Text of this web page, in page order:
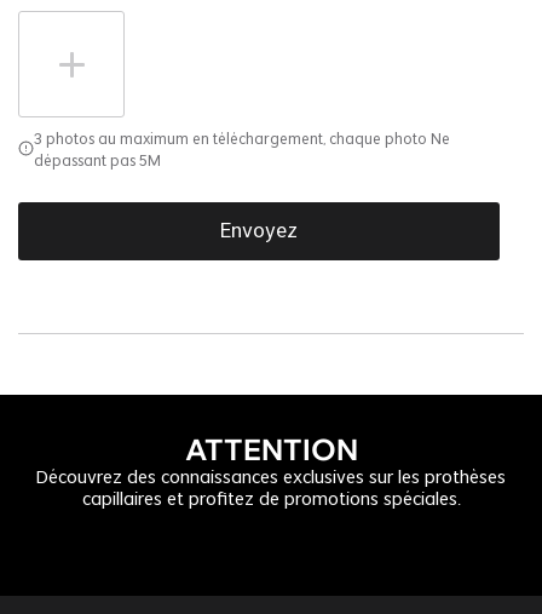
3 photos au maximum en téléchargement, chaque photo Ne
dépassant pas 5M
Envoyez
ATTENTION
Découvrez des connaissances exclusives sur les prothèses
capillaires et profitez de promotions spéciales.